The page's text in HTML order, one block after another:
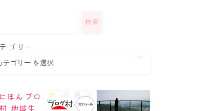
検索
ゴリー